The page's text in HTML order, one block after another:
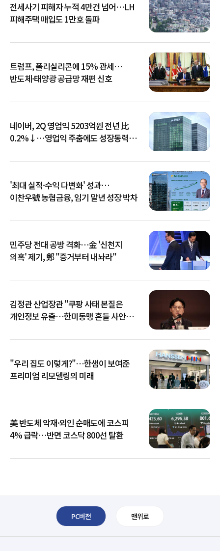
전세사기 피해자 누적 4만건 넘어…LH
피해주택 매입도 1만호 돌파
트럼프, 폴리실리콘에 15% 관세…
반도체·태양광 공급망 재편 신호
네이버, 2Q 영업익 5203억원 전년 比
0.2%↓…영업익 주춤에도 성장동력
'최대 실적·수익 다변화' 성과…
이찬우號 농협금융, 임기 말년 성장 박차
민주당 전대 공방 격화…金 '신천지
의혹' 제기, 鄭 "증거부터 내놔라"
김정관 산업장관 "쿠팡 사태 본질은
개인정보 유출…한미동맹 흔들 사안
"우리 집도 이렇게?"…한샘이 보여준
프리미엄 리모델링의 미래
美 반도체 악재·외인 순매도에 코스피
4% 급락…반면 코스닥 800선 탈환
PC버전 맨위로